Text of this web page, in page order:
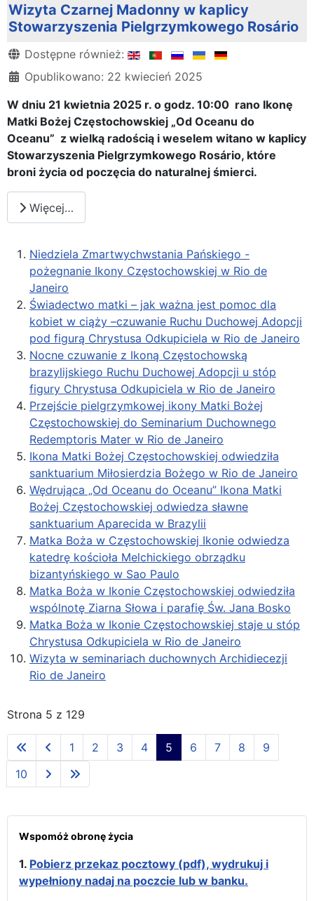
Wizyta Czarnej Madonny w kaplicy
Stowarzyszenia Pielgrzymkowego Rosário
Szczegóły
Dostępne również:
Opublikowano: 22 kwiecień 2025
W dniu 21 kwietnia 2025 r. o godz. 10:00 rano Ikonę
Matki Bożej Częstochowskiej „Od Oceanu do
Oceanu” z wielką radością i weselem witano w kaplicy
Stowarzyszenia Pielgrzymkowego Rosário, które
broni życia od poczęcia do naturalnej śmierci.
Więcej…
Niedziela Zmartwychwstania Pańskiego -
pożegnanie Ikony Częstochowskiej w Rio de
Janeiro
Świadectwo matki – jak ważna jest pomoc dla
kobiet w ciąży –czuwanie Ruchu Duchowej Adopcji
pod figurą Chrystusa Odkupiciela w Rio de Janeiro
Nocne czuwanie z Ikoną Częstochowską
brazylijskiego Ruchu Duchowej Adopcji u stóp
figury Chrystusa Odkupiciela w Rio de Janeiro
Przejście pielgrzymkowej ikony Matki Bożej
Częstochowskiej do Seminarium Duchownego
Redemptoris Mater w Rio de Janeiro
Ikona Matki Bożej Częstochowskiej odwiedziła
sanktuarium Miłosierdzia Bożego w Rio de Janeiro
Wędrująca „Od Oceanu do Oceanu” Ikona Matki
Bożej Częstochowskiej odwiedza sławne
sanktuarium Aparecida w Brazylii
Matka Boża w Częstochowskiej Ikonie odwiedza
katedrę kościoła Melchickiego obrządku
bizantyńskiego w Sao Paulo
Matka Boża w Ikonie Częstochowskiej odwiedziła
wspólnotę Ziarna Słowa i parafię Św. Jana Bosko
Matka Boża w Ikonie Częstochowskiej staje u stóp
Chrystusa Odkupiciela w Rio de Janeiro
Wizyta w seminariach duchownych Archidiecezji
Rio de Janeiro
Strona 5 z 129
1 2 3 4 5 6 7 8
9
10
Wspomóż obronę życia
1. Pobierz przekaz pocztowy (pdf), wydrukuj i
wypełniony nadaj na poczcie lub w banku.